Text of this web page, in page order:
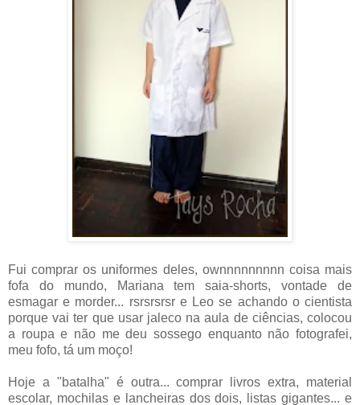
Fui comprar os uniformes deles, ownnnnnnnnn coisa mais
fofa do mundo, Mariana tem saia-shorts, vontade de
esmagar e morder... rsrsrsrsr e Leo se achando o cientista
porque vai ter que usar jaleco na aula de ciências, colocou
a roupa e não me deu sossego enquanto não fotografei,
meu fofo, tá um moço!
Hoje a "batalha" é outra... comprar livros extra, material
escolar, mochilas e lancheiras dos dois, listas gigantes... e